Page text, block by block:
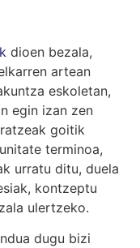
dioen bezala,
artean
eskoletan,
egin izan zen
goitik
terminoa,
urratu ditu, duela
kontzeptu
ulertzeko.
dugu bizi